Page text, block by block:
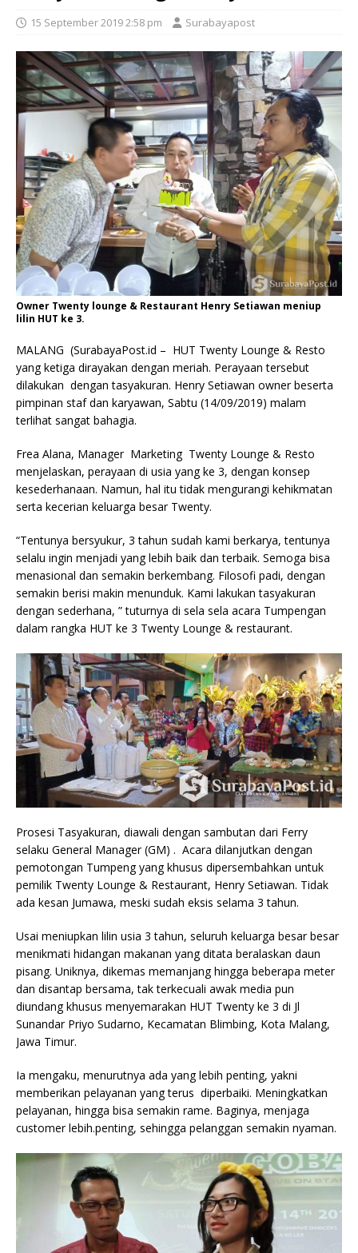
15 September 2019 2:58 pm Surabayapost
Owner Twenty lounge & Restaurant Henry Setiawan meniup
lilin HUT ke 3.
MALANG (SurabayaPost.id – HUT Twenty Lounge & Resto
yang ketiga dirayakan dengan meriah. Perayaan tersebut
dilakukan dengan tasyakuran. Henry Setiawan owner beserta
pimpinan staf dan karyawan, Sabtu (14/09/2019) malam
terlihat sangat bahagia.
Frea Alana, Manager Marketing Twenty Lounge & Resto
menjelaskan, perayaan di usia yang ke 3, dengan konsep
kesederhanaan. Namun, hal itu tidak mengurangi kehikmatan
serta kecerian keluarga besar Twenty.
“Tentunya bersyukur, 3 tahun sudah kami berkarya, tentunya
selalu ingin menjadi yang lebih baik dan terbaik. Semoga bisa
menasional dan semakin berkembang. Filosofi padi, dengan
semakin berisi makin menunduk. Kami lakukan tasyakuran
dengan sederhana, ” tuturnya di sela sela acara Tumpengan
dalam rangka HUT ke 3 Twenty Lounge & restaurant.
Prosesi Tasyakuran, diawali dengan sambutan dari Ferry
selaku General Manager (GM) . Acara dilanjutkan dengan
pemotongan Tumpeng yang khusus dipersembahkan untuk
pemilik Twenty Lounge & Restaurant, Henry Setiawan. Tidak
ada kesan Jumawa, meski sudah eksis selama 3 tahun.
Usai meniupkan lilin usia 3 tahun, seluruh keluarga besar besar
menikmati hidangan makanan yang ditata beralaskan daun
pisang. Uniknya, dikemas memanjang hingga beberapa meter
dan disantap bersama, tak terkecuali awak media pun
diundang khusus menyemarakan HUT Twenty ke 3 di Jl
Sunandar Priyo Sudarno, Kecamatan Blimbing, Kota Malang,
Jawa Timur.
Ia mengaku, menurutnya ada yang lebih penting, yakni
memberikan pelayanan yang terus diperbaiki. Meningkatkan
pelayanan, hingga bisa semakin rame. Baginya, menjaga
customer lebih.penting, sehingga pelanggan semakin nyaman.